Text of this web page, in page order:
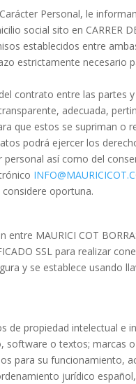
Personal, le
social sito en CARRER
establecidos entre
estrictamente
contrato entre las partes
adecuada,
que estos se supriman o
podrá ejercer los
así como del
oportuna.
MAURICI COT
SSL para realizar
y se establece usando
de propiedad intelectual e
o textos; marcas
para su funcionamiento,
jurídico